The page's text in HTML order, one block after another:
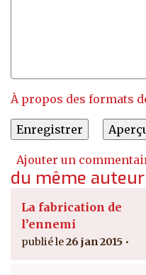
À propos des formats
Ajouter un
du même auteur
La fabrication de
l’ennemi
26 jan 2015